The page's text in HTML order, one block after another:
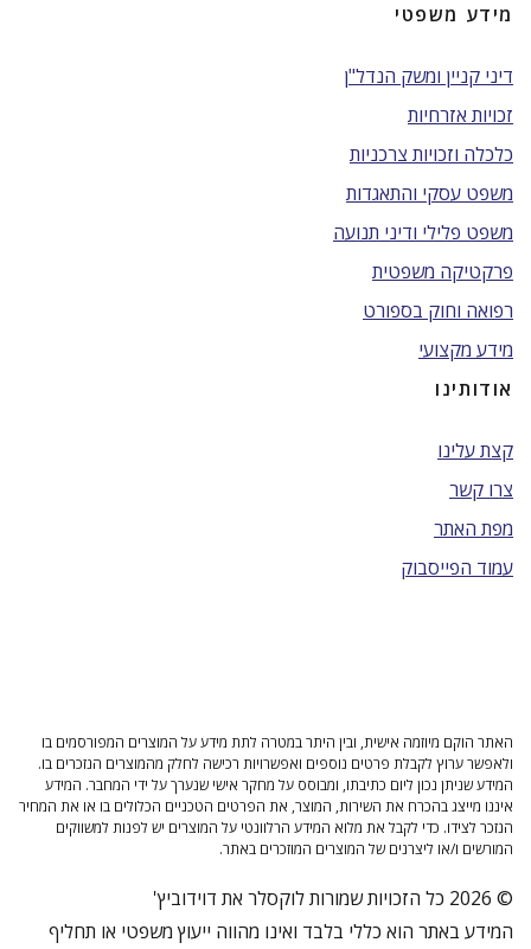
מידע משפטי
דיני קניין ומשק הנדל"ן
זכויות אזרחיות
כלכלה וזכויות צרכניות
משפט עסקי והתאגדות
משפט פלילי ודיני תנועה
פרקטיקה משפטית
רפואה וחוק בספורט
מידע מקצועי
אודותינו
קצת עלינו
צרו קשר
מפת האתר
עמוד הפייסבוק
האתר הוקם מיוזמה אישית, ובין היתר במטרה לתת מידע על המוצרים המפורסמים בו
ולאפשר ערוץ לקבלת פרטים נוספים ואפשרויות רכישה לחלק מהמוצרים הנזכרים בו.
המידע שניתן נכון ליום כתיבתו, ומבוסס על מחקר אישי שנערך על ידי המחבר. המידע
איננו מייצג בהכרח את השירות, המוצר, את הפרטים הטכניים הכלולים בו או את המחיר
הנזכר לצידו. כדי לקבל את מלוא המידע הרלוונטי על המוצרים יש לפנות למשווקים
המורשים ו/או ליצרנים של המוצרים המוזכרים באתר.
© 2026 כל הזכויות שמורות לוקסלר את דוידוביץ'
המידע באתר הוא כללי בלבד ואינו מהווה ייעוץ משפטי או תחליף